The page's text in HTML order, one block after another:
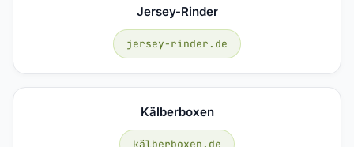
Jersey-Rinder
jersey-rinder.de
Kälberboxen
kälberboxen.de